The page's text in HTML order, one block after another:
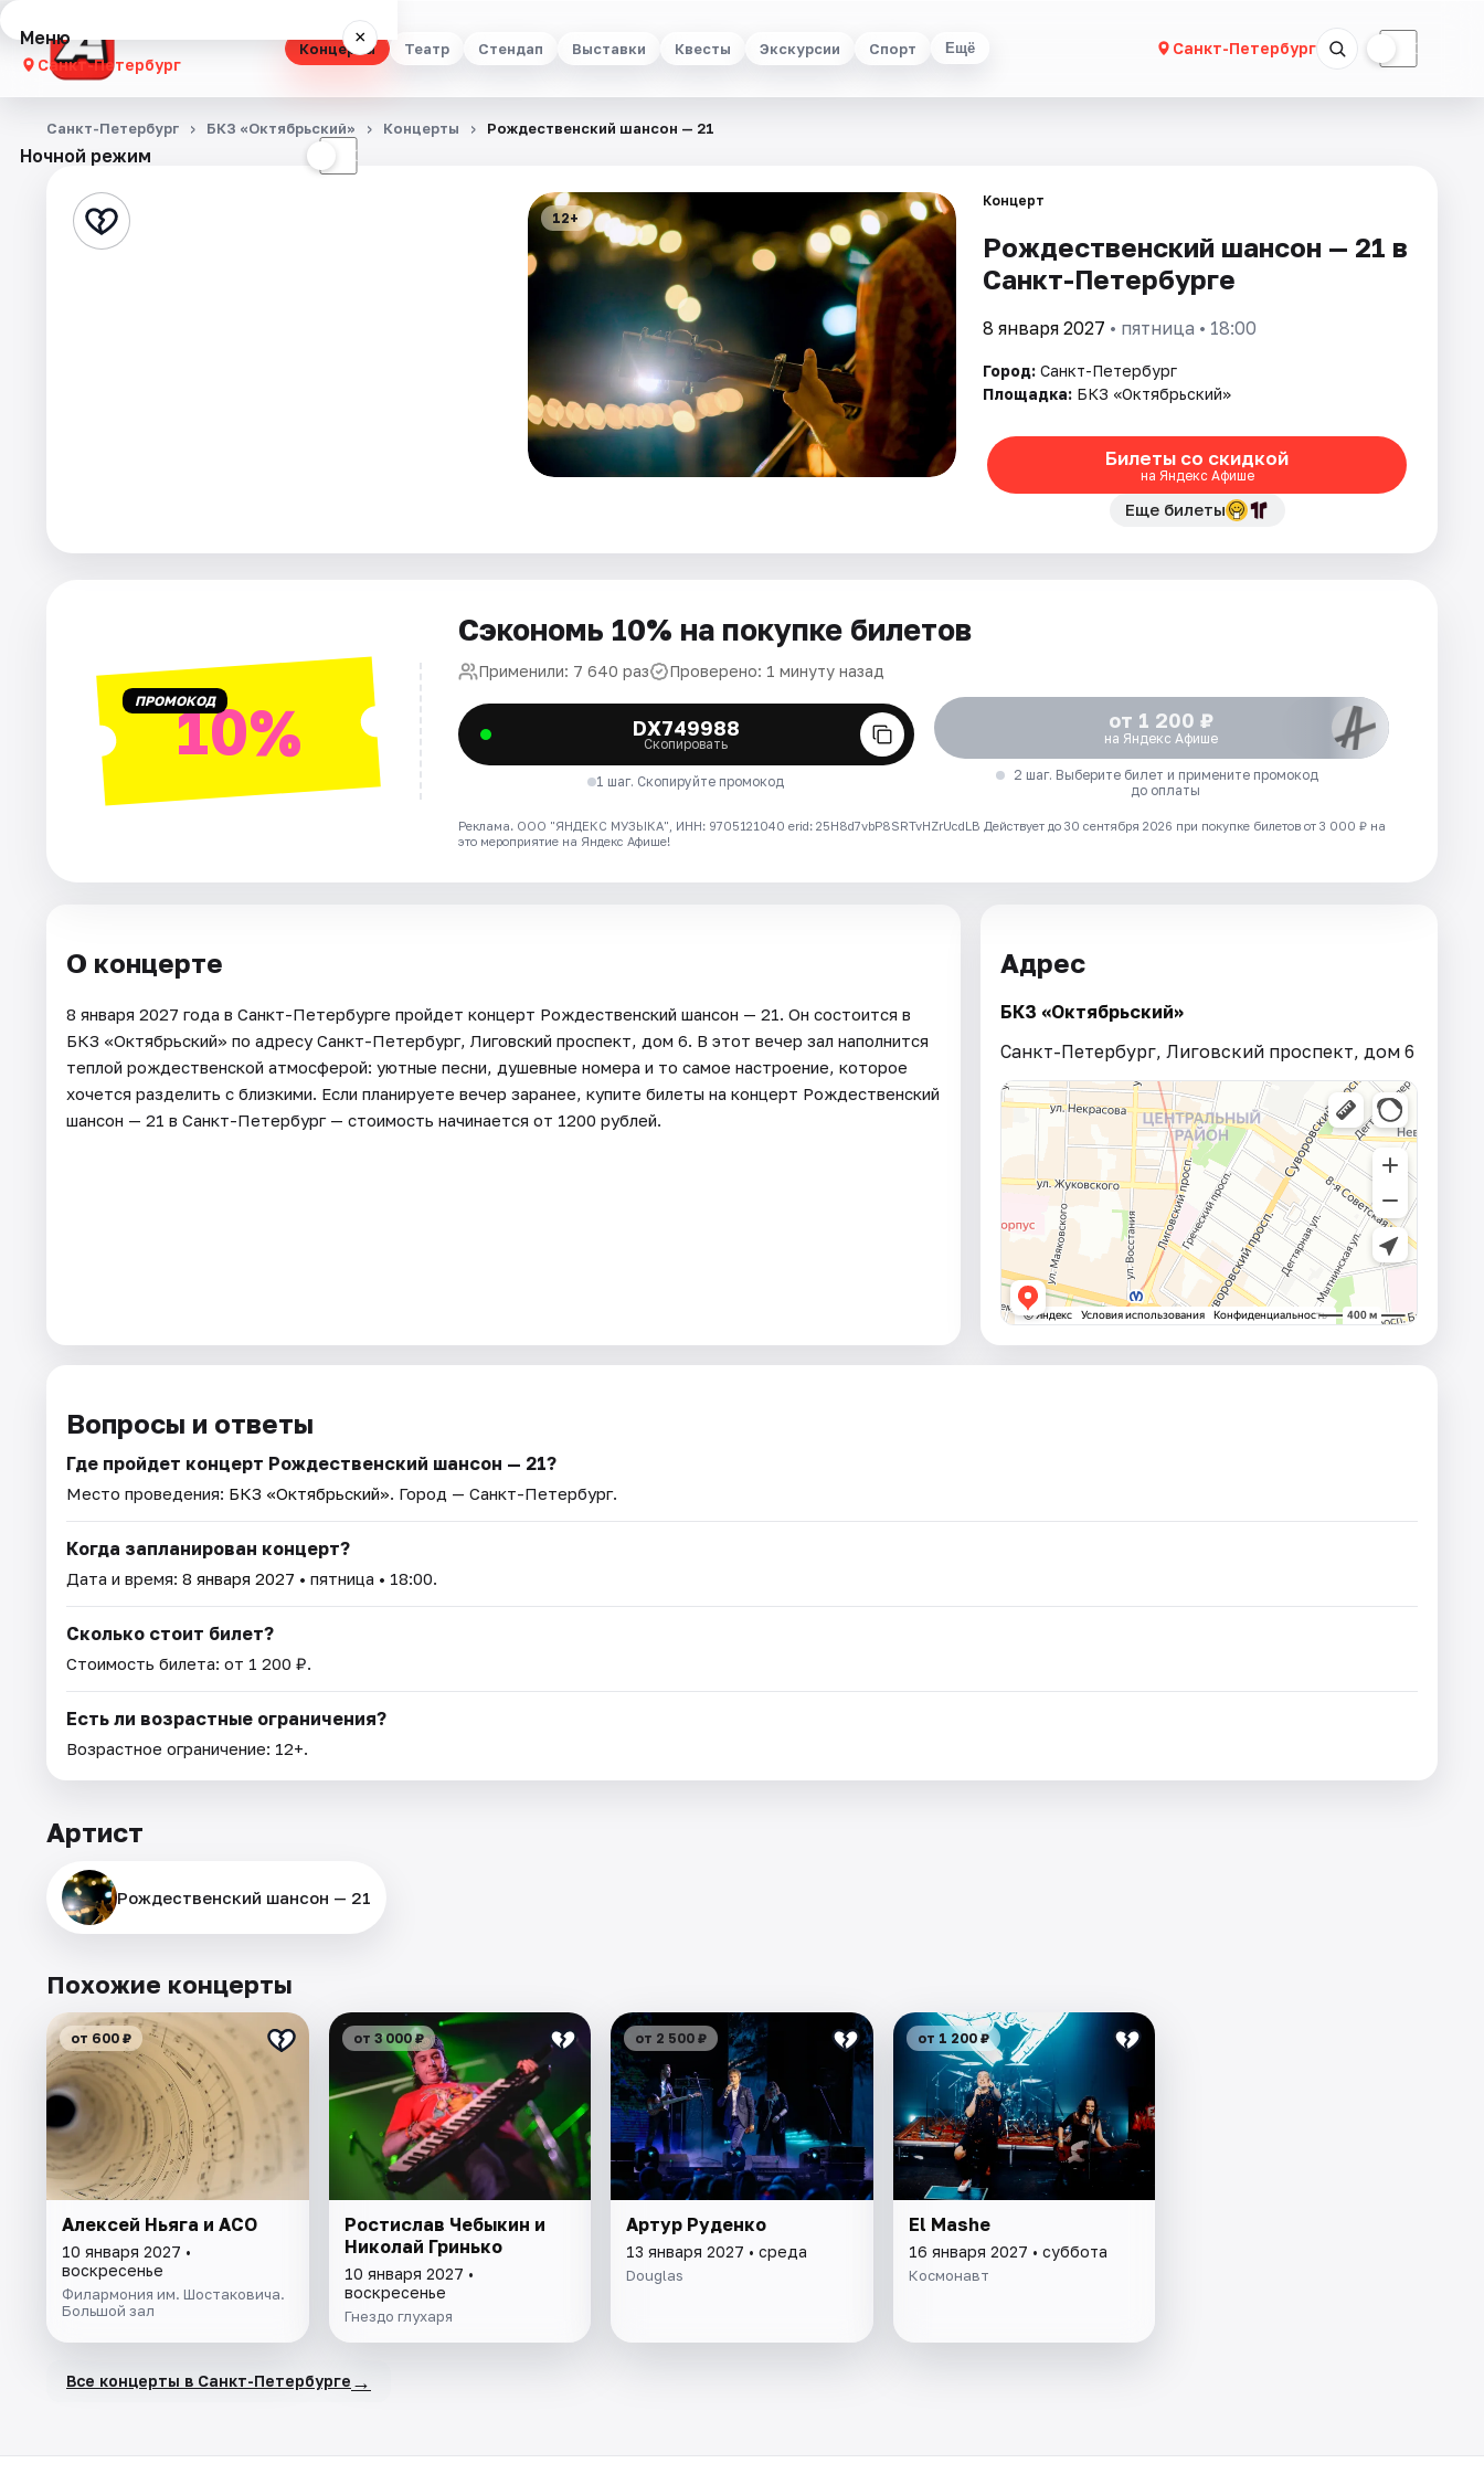
Концерты Театр Стендап Выставки Квесты Экскурсии Спорт Ещё Санкт-Петербург ☾
Меню ×
Санкт-Петербург
Концерты
Стендап
Города
Рейтинги
Ночной режим ☾
Санкт-Петербург БКЗ «Октябрьский» Концерты Рождественский шансон — 21
12+
Концерт
Рождественский шансон — 21 в
Санкт-Петербурге
8 января 2027 • пятница • 18:00
Город: Санкт-Петербург
Площадка: БКЗ «Октябрьский»
Билеты со скидкой
на Яндекс Афише
Еще билеты
ПРОМОКОД10%
Сэкономь 10% на покупке билетов
Применили: 7 640 раз Проверено: 1 минуту назад
DX749988
Скопировать
1 шаг. Скопируйте промокод
от 1 200 ₽
на Яндекс Афише
2 шаг. Выберите билет и примените промокод
до оплаты
Реклама. ООО "ЯНДЕКС МУЗЫКА", ИНН: 9705121040 erid: 25H8d7vbP8SRTvHZrUcdLB Действует до 30 сентября 2026 при покупке билетов от 3 000 ₽ на
это мероприятие на Яндекс Афише!
О концерте
8 января 2027 года в Санкт-Петербурге пройдет концерт Рождественский шансон — 21. Он состоится в
БКЗ «Октябрьский» по адресу Санкт-Петербург, Лиговский проспект, дом 6. В этот вечер зал наполнится
теплой рождественской атмосферой: уютные песни, душевные номера и то самое настроение, которое
хочется разделить с близкими. Если планируете вечер заранее, купите билеты на концерт Рождественский
шансон — 21 в Санкт-Петербург — стоимость начинается от 1200 рублей.
Адрес
БКЗ «Октябрьский»
Санкт-Петербург, Лиговский проспект, дом 6
Вопросы и ответы
Где пройдет концерт Рождественский шансон — 21?
Место проведения: БКЗ «Октябрьский». Город — Санкт-Петербург.
Когда запланирован концерт?
Дата и время: 8 января 2027 • пятница • 18:00.
Сколько стоит билет?
Стоимость билета: от 1 200 ₽.
Есть ли возрастные ограничения?
Возрастное ограничение: 12+.
Артист
Рождественский шансон — 21
Похожие концерты
от 600 ₽
Алексей Ньяга и АСО
10 января 2027 •
воскресенье
Филармония им. Шостаковича.
Большой зал
от 3 000 ₽
Ростислав Чебыкин и
Николай Гринько
10 января 2027 •
воскресенье
Гнездо глухаря
от 2 500 ₽
Артур Руденко
13 января 2027 • среда
Douglas
от 1 200 ₽
El Mashe
16 января 2027 • суббота
Космонавт
Все концерты в Санкт-Петербурге →